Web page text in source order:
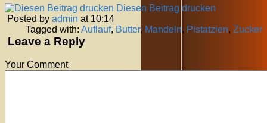
Diesen Beitrag drucken
Posted by admin at 10:14
Tagged with: Auflauf, Butter, Mandeln, Pistatzien, Zucker
Leave a Reply
Your Comment